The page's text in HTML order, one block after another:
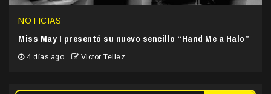
NOTICIAS
Miss May I presentó su nuevo sencillo “Hand Me a Halo”
4 días ago Victor Tellez